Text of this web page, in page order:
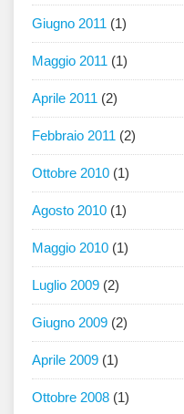
Giugno 2011 (1)
Maggio 2011 (1)
Aprile 2011 (2)
Febbraio 2011 (2)
Ottobre 2010 (1)
Agosto 2010 (1)
Maggio 2010 (1)
Luglio 2009 (2)
Giugno 2009 (2)
Aprile 2009 (1)
Ottobre 2008 (1)